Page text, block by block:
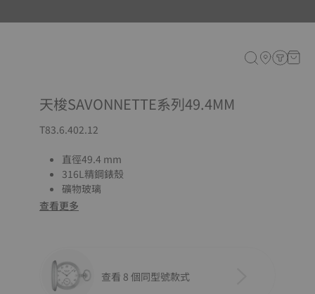
天梭SAVONNETTE系列49.4MM
T83.6.402.12
直徑49.4 mm
316L精鋼錶殼
礦物玻璃
查看更多
查看 8 個同型號款式